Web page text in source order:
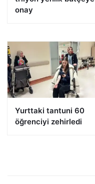
onay
Yurttaki tantuni 60
öğrenciyi zehirledi